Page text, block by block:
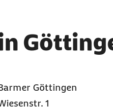
Göttingen
1